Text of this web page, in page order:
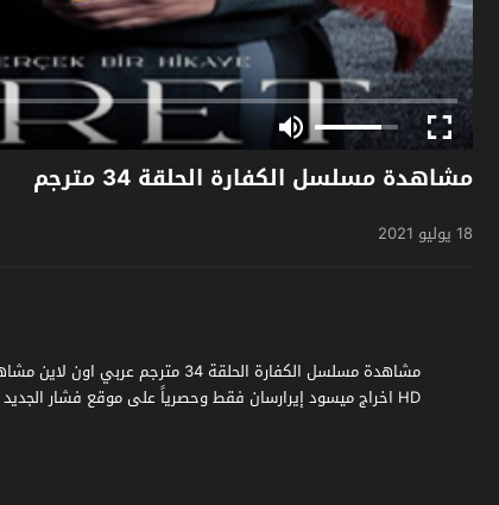
مشاهدة مسلسل الكفارة الحلقة 34 مترجم
18 يوليو 2021
HD اخراج ميسود إيرارسان فقط وحصرياً على موقع فشار الجديد